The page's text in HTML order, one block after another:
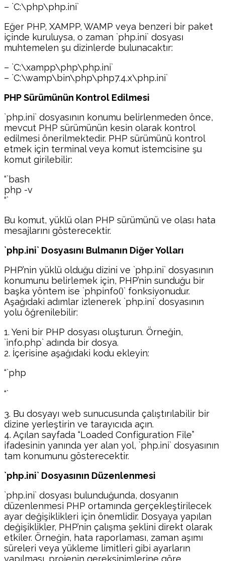
– `C:\php\php.ini`
Eğer PHP, XAMPP, WAMP veya benzeri bir paket
içinde kuruluysa, o zaman `php.ini` dosyası
muhtemelen şu dizinlerde bulunacaktır:
– `C:\xampp\php\php.ini`
– `C:\wamp\bin\php\php7.4.x\php.ini`
PHP Sürümünün Kontrol Edilmesi
`php.ini` dosyasının konumu belirlenmeden önce,
mevcut PHP sürümünün kesin olarak kontrol
edilmesi önerilmektedir. PHP sürümünü kontrol
etmek için terminal veya komut istemcisine şu
komut girilebilir:
“`bash
php -v
“`
Bu komut, yüklü olan PHP sürümünü ve olası hata
mesajlarını gösterecektir.
`php.ini` Dosyasını Bulmanın Diğer Yolları
PHP’nin yüklü olduğu dizini ve `php.ini` dosyasının
konumunu belirlemek için, PHP’nin sunduğu bir
başka yöntem ise `phpinfo()` fonksiyonudur.
Aşağıdaki adımlar izlenerek `php.ini` dosyasının
yolu öğrenilebilir:
1. Yeni bir PHP dosyası oluşturun. Örneğin,
`info.php` adında bir dosya.
2. İçerisine aşağıdaki kodu ekleyin:
“`php
“`
3. Bu dosyayı web sunucusunda çalıştırılabilir bir
dizine yerleştirin ve tarayıcıda açın.
4. Açılan sayfada “Loaded Configuration File”
ifadesinin yanında yer alan yol, `php.ini` dosyasının
tam konumunu gösterecektir.
`php.ini` Dosyasının Düzenlenmesi
`php.ini` dosyası bulunduğunda, dosyanın
düzenlenmesi PHP ortamında gerçekleştirilecek
ayar değişiklikleri için önemlidir. Dosyaya yapılan
değişiklikler, PHP’nin çalışma şeklini direkt olarak
etkiler. Örneğin, hata raporlaması, zaman aşımı
süreleri veya yükleme limitleri gibi ayarların
yapılması, projenin gereksinimlerine göre